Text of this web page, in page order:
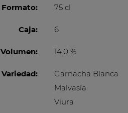
Formato: 75 cl
Caja: 6
Volumen: 14.0 %
Variedad:
Garnacha Blanca
Malvasía
Viura